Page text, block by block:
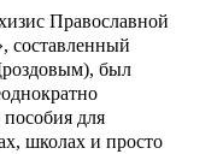
Православной
составленный
был
пособия для
школах и просто